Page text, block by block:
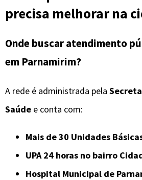
precisa melhorar na
Onde buscar atendimento
em Parnamirim?
A rede é administrada pela
Saúde e conta com:
Mais de 30 Unidades
UPA 24 horas no bairro
Hospital Municipal de